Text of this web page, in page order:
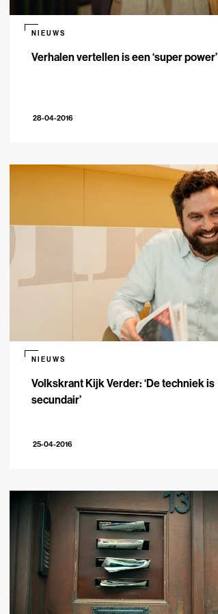
Verhalen vertellen is een ‘super power’
NIEUWS
28-04-2016
Volkskrant Kijk Verder: ‘De techniek is
secundair’
NIEUWS
25-04-2016